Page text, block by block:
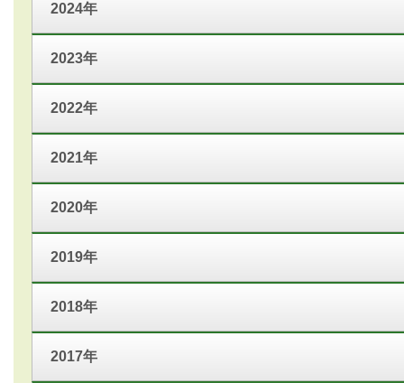
2024年
2023年
2022年
2021年
2020年
2019年
2018年
2017年